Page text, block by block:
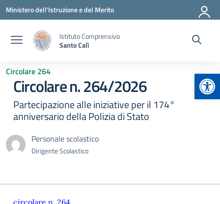
Vai ai contenuti
Vai al menu di navigazione
Vai al footer
Ministero dell'Istruzione e del Merito
Istituto Comprensivo
Santo Calì
Circolare 264
Circolare n. 264/2026
Partecipazione alle iniziative per il 174°
anniversario della Polizia di Stato
Personale scolastico
Dirigente Scolastico
circolare n. 264